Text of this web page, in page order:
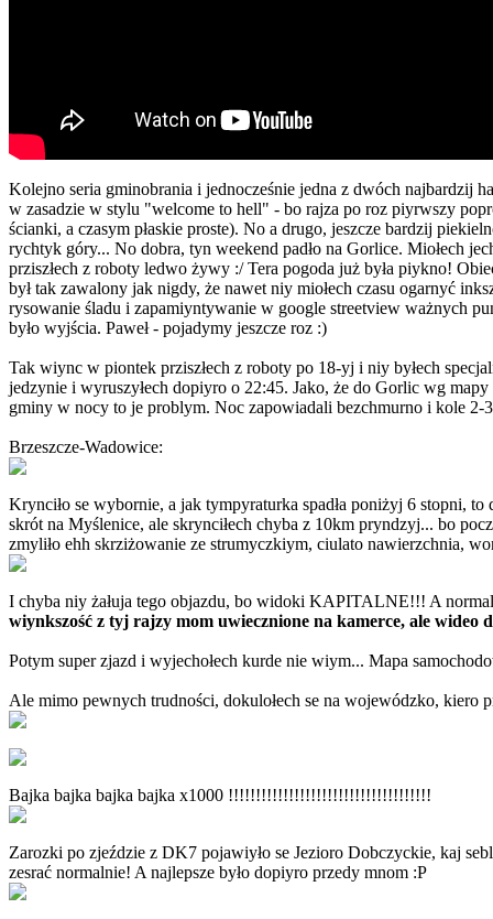
Kolejno seria gminobrania i jednocześnie jedna z dwóch najbardzij
w zasadzie w stylu "welcome to hell" - bo rajza po roz piyrwszy
ścianki, a czasym płaskie proste). No a drugo, jeszcze bardzij
rychtyk góry... No dobra, tyn weekend padło na Gorlice. Miołech
prziszłech z roboty ledwo żywy :/ Tera pogoda już była piykno!
był tak zawalony jak nigdy, że nawet niy miołech czasu ogarnyć
rysowanie śladu i zapamiyntywanie w google streetview ważnych
było wyjścia. Paweł - pojadymy jeszcze roz :)
Tak wiync w piontek prziszłech z roboty po 18-yj i niy byłech
jedzynie i wyruszyłech dopiyro o 22:45. Jako, że do Gorlic wg
gminy w nocy to je problym. Noc zapowiadali bezchmurno i kole 2-
Brzeszcze-Wadowice:
Krynciło se wybornie, a jak tympyraturka spadła poniżyj 6 stopni,
skrót na Myślenice, ale skrynciłech chyba z 10km pryndzyj... bo
zmyliło ehh skrziżowanie ze strumyczkiym, ciulato nawierzchnia,
I chyba niy żałuja tego objazdu, bo widoki KAPITALNE!!! A
wiynkszość z tyj rajzy mom uwiecznione na kamerce, ale
Potym super zjazd i wyjechołech kurde nie wiym... Mapa
Ale mimo pewnych trudności, dokulołech se na wojewódzko, kiero
Bajka bajka bajka bajka x1000 !!!!!!!!!!!!!!!!!!!!!!!!!!!!!!!!!!!!!
Zarozki po zjeździe z DK7 pojawiyło se Jezioro Dobczyckie, kaj
zesrać normalnie! A najlepsze było dopiyro przedy mnom :P